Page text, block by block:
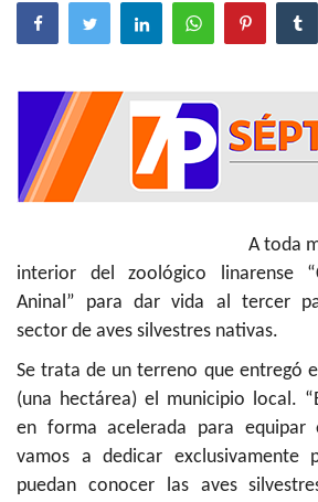
A toda máquina
interior del zoológico linarense
Aninal” para dar vida al tercer
sector de aves silvestres nativas.
Se trata de un terreno que entregó
(una hectárea) el municipio local.
en forma acelerada para
vamos a dedicar exclusivamente
puedan conocer las aves